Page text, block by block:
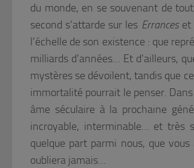
du monde, en se souvenant de
second s’attarde sur les Erranceset
l’échelle de son existence : que
milliards d’années… Et d’ailleurs,
mystères se dévoilent, tandis que
immortalité pourrait le penser. Dans
âme séculaire à la prochaine
incroyable, interminable… et très
quelque part parmi nous, que
oubliera jamais…